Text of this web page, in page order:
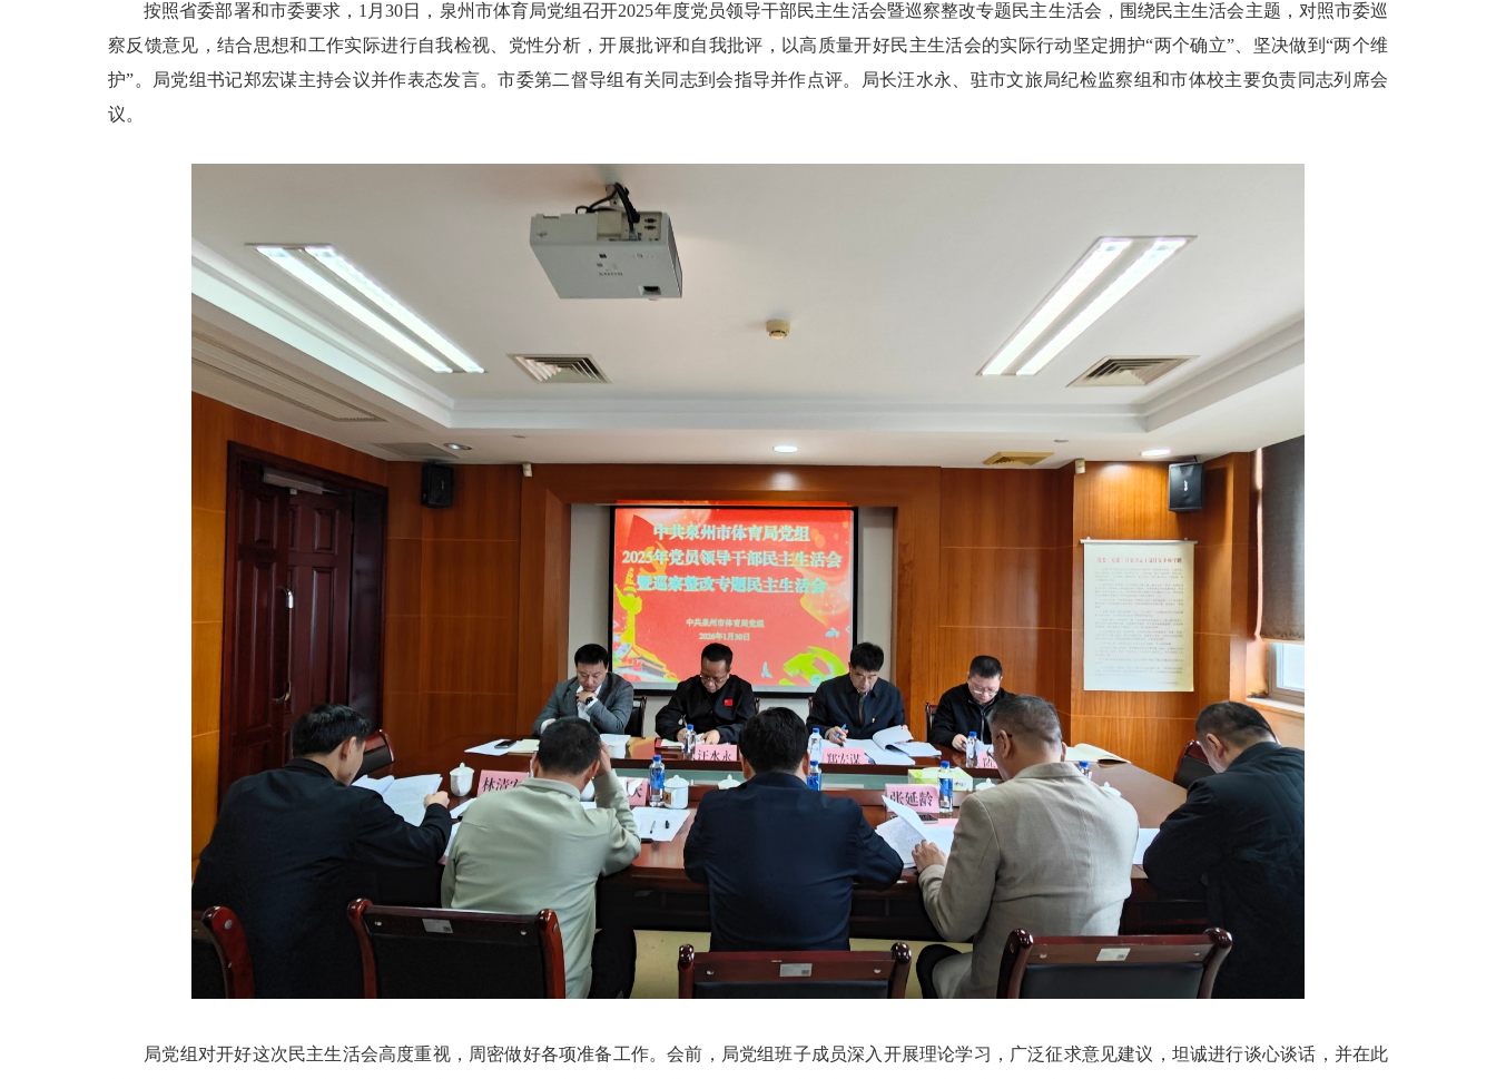
按照省委部署和市委要求，1月30日，泉州市体育局党组召开2025年度党员领导干部民主生活会暨巡察整改专题民主生活会，围绕民主生活会主题，对照市委巡
察反馈意见，结合思想和工作实际进行自我检视、党性分析，开展批评和自我批评，以高质量开好民主生活会的实际行动坚定拥护“两个确立”、坚决做到“两个维
护”。局党组书记郑宏谋主持会议并作表态发言。市委第二督导组有关同志到会指导并作点评。局长汪水永、驻市文旅局纪检监察组和市体校主要负责同志列席会
议。
局党组对开好这次民主生活会高度重视，周密做好各项准备工作。会前，局党组班子成员深入开展理论学习，广泛征求意见建议，坦诚进行谈心谈话，并在此